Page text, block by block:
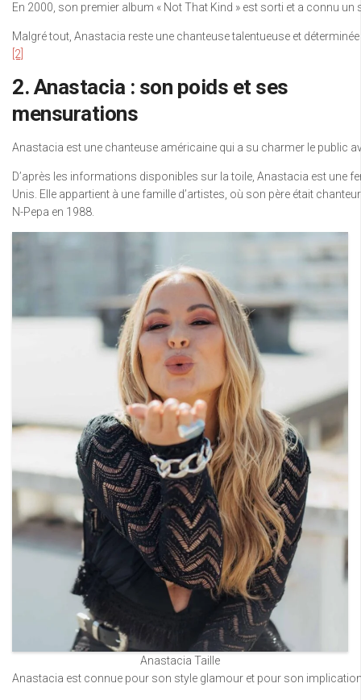
En 2000, son premier album « Not That Kind » est sorti et a connu
Malgré tout, Anastacia reste une chanteuse talentueuse et
[2]
2. Anastacia : son poids et ses
mensurations
Anastacia est une chanteuse américaine qui a su charmer le public
D’après les informations disponibles sur la toile, Anastacia est une
Unis. Elle appartient à une famille d’artistes, où son père était
N-Pepa en 1988.
Anastacia Taille
Anastacia est connue pour son style glamour et pour son